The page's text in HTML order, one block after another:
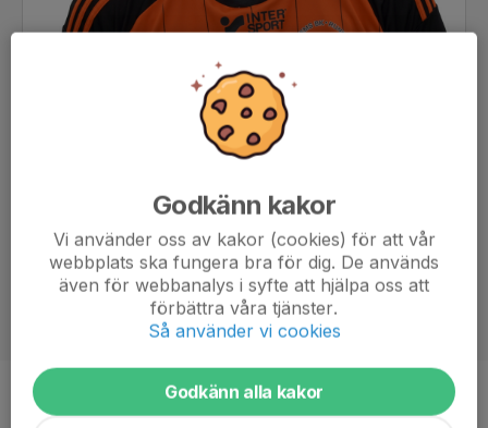
Position
Mittfältare
Godkänn kakor
Vi använder oss av kakor (cookies) för att vår
webbplats ska fungera bra för dig. De används
även för webbanalys i syfte att hjälpa oss att
förbättra våra tjänster.
Så använder vi cookies
Godkänn alla kakor